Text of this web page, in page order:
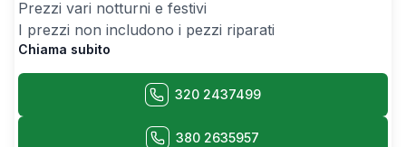
Prezzi vari notturni e festivi
I prezzi non includono i pezzi riparati
Chiama subito
320 2437499
380 2635957